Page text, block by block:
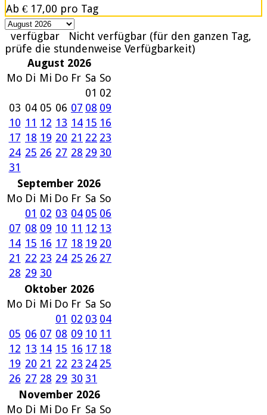
Ab € 17,00 pro Tag
verfügbar
Nicht verfügbar (für den ganzen Tag,
prüfe die stundenweise Verfügbarkeit)
August 2026
Mo Di Mi Do Fr Sa So
01 02
03 04 05 06 07 08 09
10 11 12 13 14 15 16
17 18 19 20 21 22 23
24 25 26 27 28 29 30
31
September 2026
Mo Di Mi Do Fr Sa So
01 02 03 04 05 06
07 08 09 10 11 12 13
14 15 16 17 18 19 20
21 22 23 24 25 26 27
28 29 30
Oktober 2026
Mo Di Mi Do Fr Sa So
01 02 03 04
05 06 07 08 09 10 11
12 13 14 15 16 17 18
19 20 21 22 23 24 25
26 27 28 29 30 31
November 2026
Mo Di Mi Do Fr Sa So